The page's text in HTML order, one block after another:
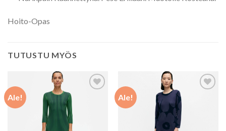
Hoito-Opas
TUTUSTU MYÖS
Ale! Ale!